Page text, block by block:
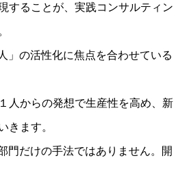
することが、実践コンサルティン
」の活性化に焦点を合わせている
人からの発想で生産性を高め、新
きます。
門だけの手法ではありません。開